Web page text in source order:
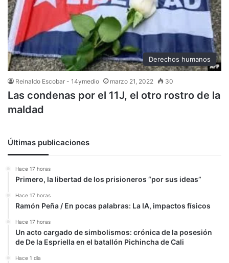
Derechos humanos
Reinaldo Escobar - 14ymedio marzo 21, 2022 30
Las condenas por el 11J, el otro rostro de la
maldad
Últimas publicaciones
Hace 17 horas
Primero, la libertad de los prisioneros “por sus ideas”
Hace 17 horas
Ramón Peña / En pocas palabras: La IA, impactos físicos
Hace 17 horas
Un acto cargado de simbolismos: crónica de la posesión
de De la Espriella en el batallón Pichincha de Cali
Hace 1 día